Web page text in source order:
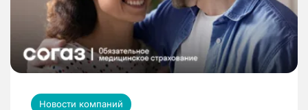
Новости компаний